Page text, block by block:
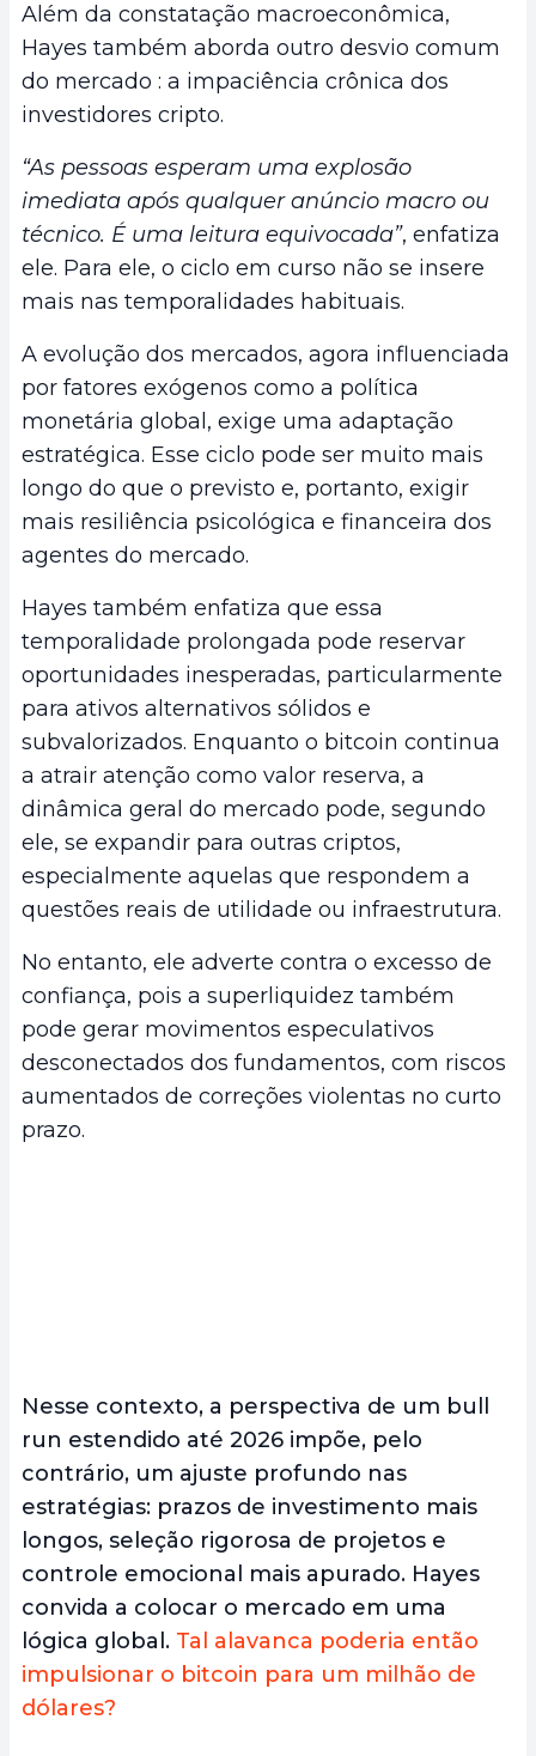
Além da constatação macroeconômica,
Hayes também aborda outro desvio comum
do mercado : a impaciência crônica dos
investidores cripto.
“As pessoas esperam uma explosão
imediata após qualquer anúncio macro ou
técnico. É uma leitura equivocada”, enfatiza
ele. Para ele, o ciclo em curso não se insere
mais nas temporalidades habituais.
A evolução dos mercados, agora influenciada
por fatores exógenos como a política
monetária global, exige uma adaptação
estratégica. Esse ciclo pode ser muito mais
longo do que o previsto e, portanto, exigir
mais resiliência psicológica e financeira dos
agentes do mercado.
Hayes também enfatiza que essa
temporalidade prolongada pode reservar
oportunidades inesperadas, particularmente
para ativos alternativos sólidos e
subvalorizados. Enquanto o bitcoin continua
a atrair atenção como valor reserva, a
dinâmica geral do mercado pode, segundo
ele, se expandir para outras criptos,
especialmente aquelas que respondem a
questões reais de utilidade ou infraestrutura.
No entanto, ele adverte contra o excesso de
confiança, pois a superliquidez também
pode gerar movimentos especulativos
desconectados dos fundamentos, com riscos
aumentados de correções violentas no curto
prazo.
Nesse contexto, a perspectiva de um bull
run estendido até 2026 impõe, pelo
contrário, um ajuste profundo nas
estratégias: prazos de investimento mais
longos, seleção rigorosa de projetos e
controle emocional mais apurado. Hayes
convida a colocar o mercado em uma
lógica global. Tal alavanca poderia então
impulsionar o bitcoin para um milhão de
dólares?